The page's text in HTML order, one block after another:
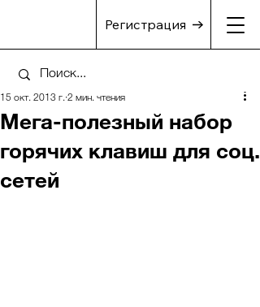
Регистрация
Мега-полезный набор
горячих клавиш для соц.
сетей
15 окт. 2013 г. 2 мин. чтения